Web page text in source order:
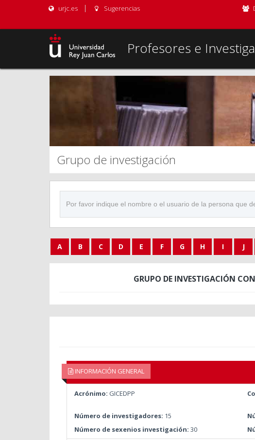
urjc.es Sugerencias
Profesores e
Grupo de investigación
A B C D E F G H I J
GRUPO DE INVESTIGACIÓN
INFORMACIÓN GENERAL
Acrónimo: GICEDPP
Número de investigadores: 15
Número de sexenios investigación: 30